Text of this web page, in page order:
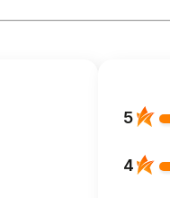
5
4